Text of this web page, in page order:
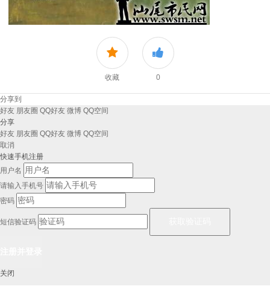
收藏 0
分享到
好友 朋友圈 QQ好友 微博 QQ空间
分享
好友 朋友圈 QQ好友 微博 QQ空间
取消
快速手机注册
用户名
请输入手机号
密码
短信验证码
关闭